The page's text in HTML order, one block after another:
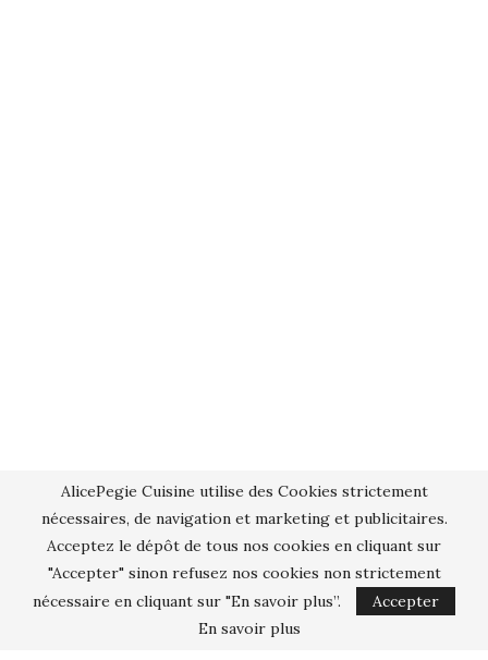
AlicePegie Cuisine utilise des Cookies strictement
nécessaires, de navigation et marketing et publicitaires.
Acceptez le dépôt de tous nos cookies en cliquant sur
"Accepter" sinon refusez nos cookies non strictement
nécessaire en cliquant sur "En savoir plus”.
Accepter
En savoir plus